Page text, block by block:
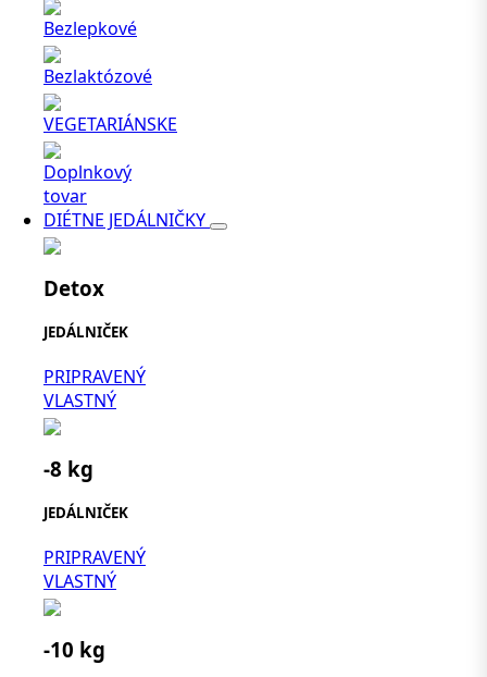
Bezlepkové
Bezlaktózové
VEGETARIÁNSKE
Doplnkový
tovar
DIÉTNE JEDÁLNIČKY
Detox
JEDÁLNIČEK
PRIPRAVENÝ
VLASTNÝ
-8 kg
JEDÁLNIČEK
PRIPRAVENÝ
VLASTNÝ
-10 kg